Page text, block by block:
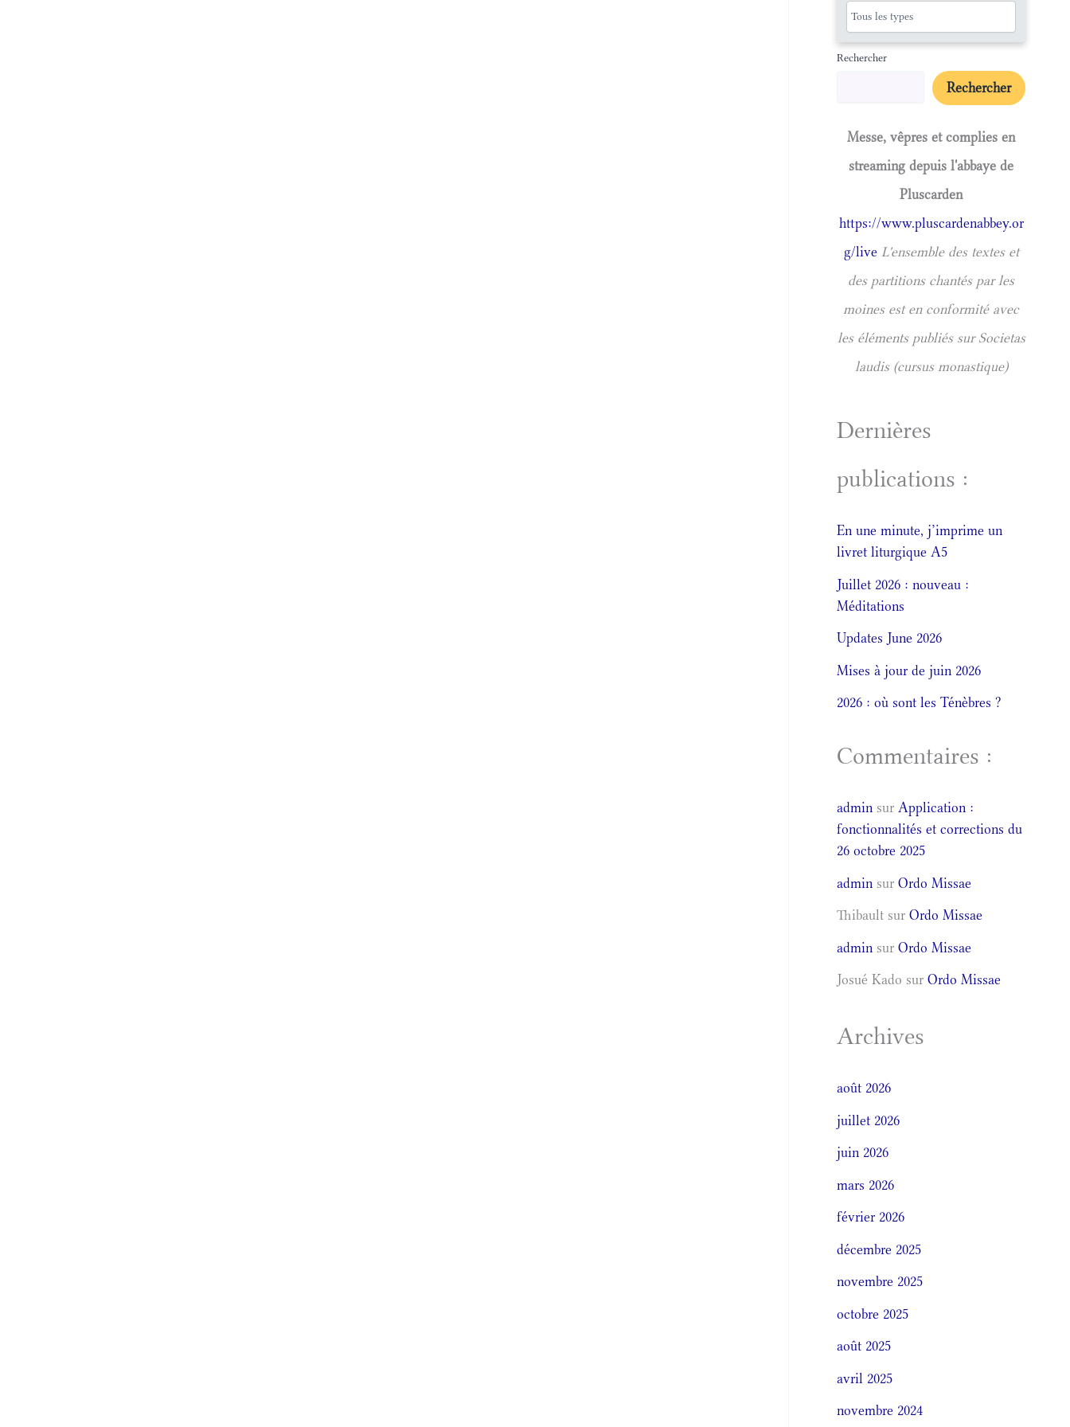
Rechercher
Rechercher
Messe, vêpres et complies en
streaming depuis l'abbaye de
Pluscarden
https://www.pluscardenabbey.or
g/live L'ensemble des textes et
des partitions chantés par les
moines est en conformité avec
les éléments publiés sur Societas
laudis (cursus monastique)
Dernières
publications :
En une minute, j’imprime un
livret liturgique A5
Juillet 2026 : nouveau :
Méditations
Updates June 2026
Mises à jour de juin 2026
2026 : où sont les Ténèbres ?
Commentaires :
admin surApplication :
fonctionnalités et corrections du
26 octobre 2025
admin surOrdo Missae
Thibault surOrdo Missae
admin surOrdo Missae
Josué Kado surOrdo Missae
Archives
août 2026
juillet 2026
juin 2026
mars 2026
février 2026
décembre 2025
novembre 2025
octobre 2025
août 2025
avril 2025
novembre 2024